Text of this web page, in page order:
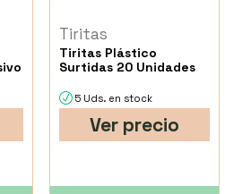
Tiritas
Tiritas Plástico
Surtidas 20 Unidades
5 Uds. en stock
Ver precio